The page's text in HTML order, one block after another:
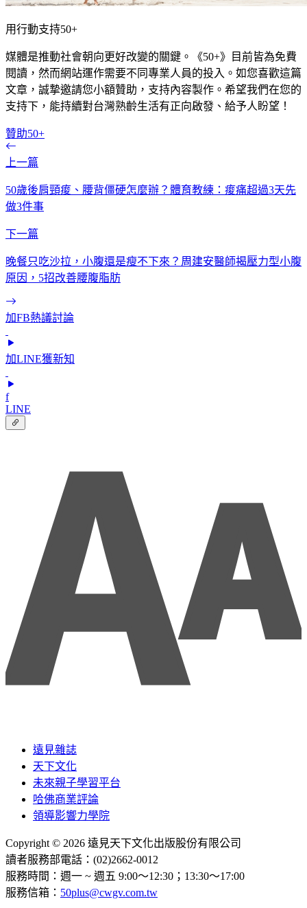
用行動支持50+
媒體是推動社會朝向更好改變的關鍵。《50+》目前皆為免費
閱讀，然而網站運作需要不同專業人員的投入。如您喜歡這篇
文章，誠摯邀請您小額贊助，支持內容製作。希望我們在您的
支持下，能持續對台灣熟齡生活有正向啟發、給予人盼望！
贊助50+
上一篇
50歲後肩頸痠、腰背僵硬怎麼辦？體育教練：痠痛超過3天先
做3件事
下一篇
晚餐只吃沙拉，小腹還是瘦不下來？周建安醫師揭壓力型小腹
原因，5招改善腰腹脂肪
加FB熱議討論
加LINE獲新知
f
LINE
遠見雜誌
天下文化
未來親子學習平台
哈佛商業評論
領導影響力學院
Copyright © 2026 遠見天下文化出版股份有限公司
讀者服務部電話：(02)2662-0012
服務時間：週一 ~ 週五 9:00～12:30；13:30～17:00
服務信箱： 50plus@cwgv.com.tw